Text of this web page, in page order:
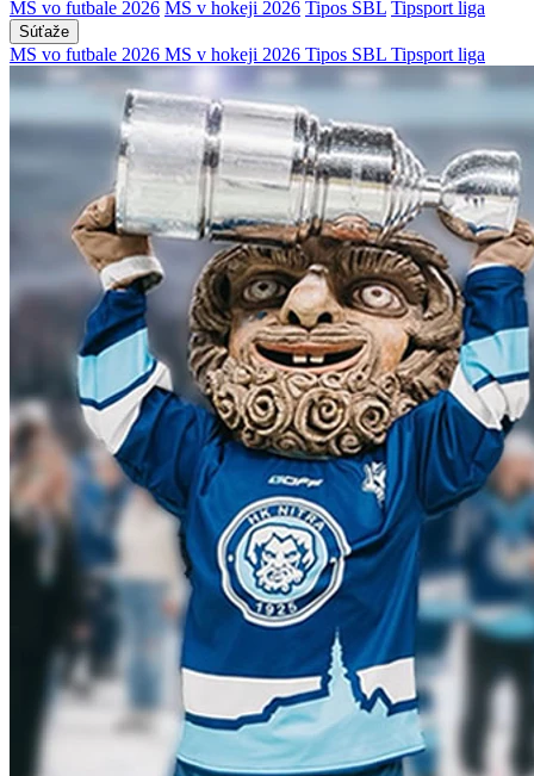
MS vo futbale 2026 MS v hokeji 2026 Tipos SBL Tipsport liga
Súťaže
MS vo futbale 2026 MS v hokeji 2026 Tipos SBL Tipsport liga